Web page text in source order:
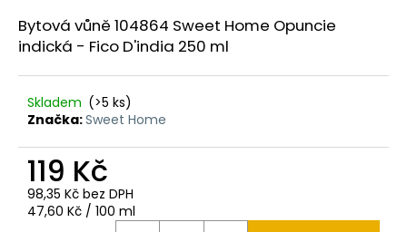
Bytová vůně 104864 Sweet Home Opuncie
indická - Fico D'india 250 ml
Skladem (>5 ks)
Značka:Sweet Home
119 Kč
98,35 Kč bez DPH
Měrná
47,60 Kč / 100 ml
o
p
o
u
č
u
e
m